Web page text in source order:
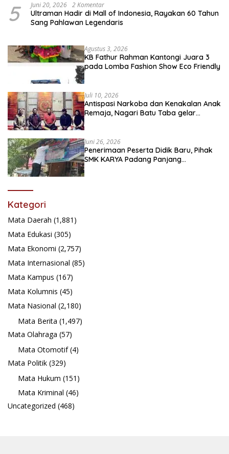
5 Juni 20, 2026 2 Komentar
Ultraman Hadir di Mall of Indonesia, Rayakan 60 Tahun
Sang Pahlawan Legendaris
Agustus 3, 2026
KB Fathur Rahman Kantongi Juara 3
pada Lomba Fashion Show Eco Friendly
Juli 10, 2026
Antispasi Narkoba dan Kenakalan Anak
Remaja, Nagari Batu Taba gelar
Juni 26, 2026
Penerimaan Peserta Didik Baru, Pihak
SMK KARYA Padang Panjang
Kategori
Mata Daerah (1,881)
Mata Edukasi (305)
Mata Ekonomi (2,757)
Mata Internasional (85)
Mata Kampus (167)
Mata Kolumnis (45)
Mata Nasional (2,180)
Mata Berita (1,497)
Mata Olahraga (57)
Mata Otomotif(4)
Mata Politik (329)
Mata Hukum (151)
Mata Kriminal (46)
Uncategorized (468)